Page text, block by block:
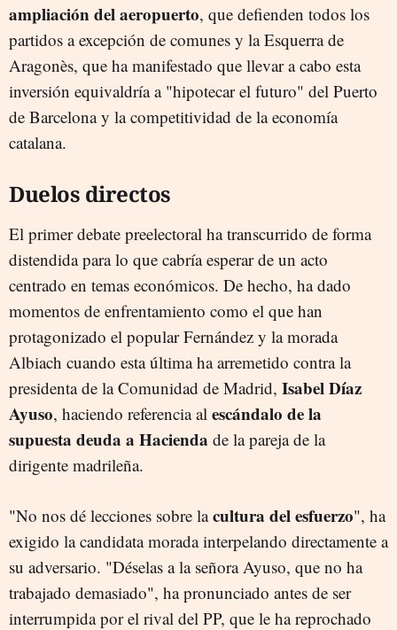
ampliación del aeropuerto, que defienden todos los
partidos a excepción de comunes y la Esquerra de
Aragonès, que ha manifestado que llevar a cabo esta
inversión equivaldría a "hipotecar el futuro" del Puerto
de Barcelona y la competitividad de la economía
catalana.
Duelos directos
El primer debate preelectoral ha transcurrido de forma
distendida para lo que cabría esperar de un acto
centrado en temas económicos. De hecho, ha dado
momentos de enfrentamiento como el que han
protagonizado el popular Fernández y la morada
Albiach cuando esta última ha arremetido contra la
presidenta de la Comunidad de Madrid, Isabel Díaz
Ayuso, haciendo referencia al escándalo de la
supuesta deuda a Hacienda de la pareja de la
dirigente madrileña.
"No nos dé lecciones sobre lacultura del esfuerzo", ha
exigido la candidata morada interpelando directamente a
su adversario. "Déselas a la señora Ayuso, que no ha
trabajado demasiado", ha pronunciado antes de ser
interrumpida por el rival del PP, que le ha reprochado